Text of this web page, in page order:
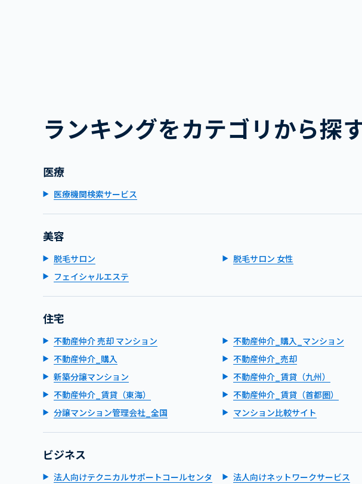
ランキングをカテゴリから探
医療
医療機関検索サービス
美容
脱毛サロン 脱毛サロン 女性
フェイシャルエステ
住宅
不動産仲介 売却 マンション 不動産仲介_購入_マンション
不動産仲介_購入
不動産仲介_売却
新築分譲マンション
不動産仲介_賃貸（九州）
不動産仲介_賃貸（東海）
不動産仲介_賃貸（首都圏）
分譲マンション管理会社_全国
マンション比較サイト
ビジネス
法人向けテクニカルサポートコールセンタ
法人向けネットワークサービス